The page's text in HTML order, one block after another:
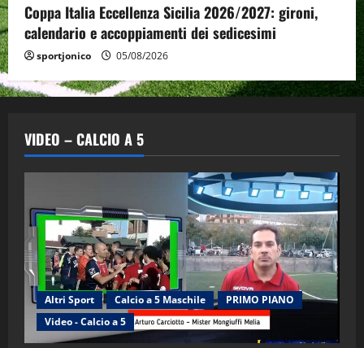
Coppa Italia Eccellenza Sicilia 2026/2027: gironi,
calendario e accoppiamenti dei sedicesimi
sportjonico 05/08/2026
VIDEO – CALCIO A 5
Altri Sport Calcio a 5 Maschile
PRIMO PIANO
Video - Calcio a 5